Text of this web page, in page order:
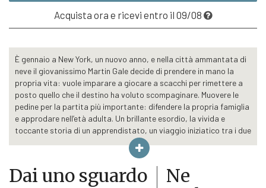
Acquista ora e ricevi entro il 09/08
È gennaio a New York, un nuovo anno, e nella città ammantata di
neve il giovanissimo Martin Gale decide di prendere in mano la
propria vita: vuole imparare a giocare a scacchi per rimettere a
posto quello che il destino ha voluto scompaginare. Muovere le
pedine per la partita più importante: difendere la propria famiglia
e approdare nell’età adulta. Un brillante esordio, la vivida e
toccante storia di un apprendistato, un viaggio iniziatico tra i due
estremi della scacchiera, tra la speranza di riuscire e la paura di
Martin Gale ha nove anni eppure è già pronto a liberare la forza di
chi sente che non c’è più tempo, non si può aspettare ancora,
Dai uno sguardo
Ne